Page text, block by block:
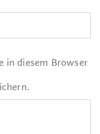
in diesem Browser